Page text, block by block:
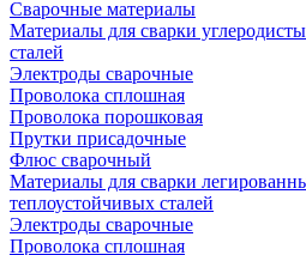
Сварочные материалы
Материалы для сварки
сталей
Электроды сварочные
Проволока сплошная
Проволока порошковая
Прутки присадочные
Флюс сварочный
Материалы для сварки
теплоустойчивых сталей
Электроды сварочные
Проволока сплошная